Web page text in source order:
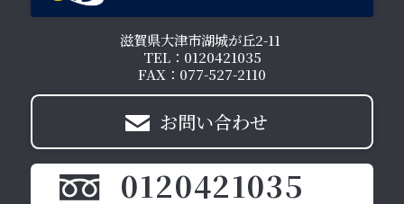
滋賀県大津市湖城が丘2-11
TEL：0120421035
FAX：077-527-2110
お問い合わせ
0120421035